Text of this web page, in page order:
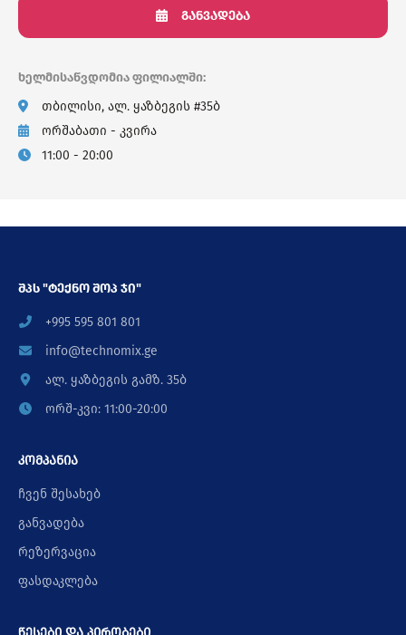
განვადება
ხელმისაწვდომია ფილიალში:
თბილისი, ალ. ყაზბეგის #35ბ
ორშაბათი - კვირა
11:00 - 20:00
შპს "ტექნო შოპ ჯი"
+995 595 801 801
info@technomix.ge
ალ. ყაზბეგის გამზ. 35ბ
ორშ-კვი: 11:00-20:00
კომპანია
ჩვენ შესახებ
განვადება
რეზერვაცია
ფასდაკლება